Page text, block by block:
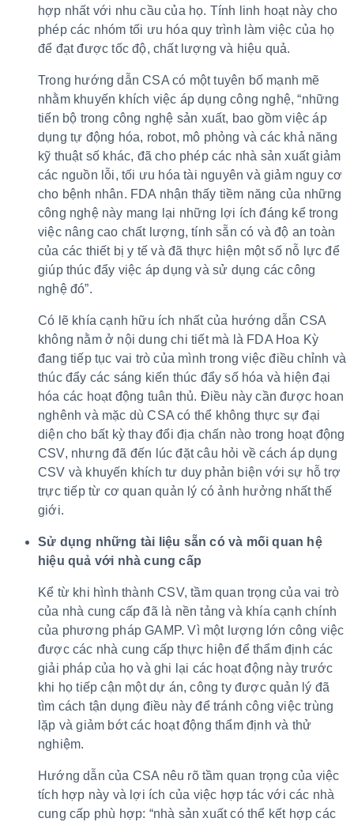
hợp nhất với nhu cầu của họ. Tính linh hoạt này cho
phép các nhóm tối ưu hóa quy trình làm việc của họ
để đạt được tốc độ, chất lượng và hiệu quả.
Trong hướng dẫn CSA có một tuyên bố mạnh mẽ
nhằm khuyến khích việc áp dụng công nghệ, “những
tiến bộ trong công nghệ sản xuất, bao gồm việc áp
dụng tự động hóa, robot, mô phỏng và các khả năng
kỹ thuật số khác, đã cho phép các nhà sản xuất giảm
các nguồn lỗi, tối ưu hóa tài nguyên và giảm nguy cơ
cho bệnh nhân. FDA nhận thấy tiềm năng của những
công nghệ này mang lại những lợi ích đáng kể trong
việc nâng cao chất lượng, tính sẵn có và độ an toàn
của các thiết bị y tế và đã thực hiện một số nỗ lực để
giúp thúc đẩy việc áp dụng và sử dụng các công
nghệ đó”.
Có lẽ khía cạnh hữu ích nhất của hướng dẫn CSA
không nằm ở nội dung chi tiết mà là FDA Hoa Kỳ
đang tiếp tục vai trò của mình trong việc điều chỉnh và
thúc đẩy các sáng kiến thúc đẩy số hóa và hiện đại
hóa các hoạt động tuân thủ. Điều này cần được hoan
nghênh và mặc dù CSA có thể không thực sự đại
diện cho bất kỳ thay đổi địa chấn nào trong hoạt động
CSV, nhưng đã đến lúc đặt câu hỏi về cách áp dụng
CSV và khuyến khích tư duy phản biện với sự hỗ trợ
trực tiếp từ cơ quan quản lý có ảnh hưởng nhất thế
giới.
Sử dụng những tài liệu sẵn có và mối quan hệ
hiệu quả với nhà cung cấp
Kể từ khi hình thành CSV, tầm quan trọng của vai trò
của nhà cung cấp đã là nền tảng và khía cạnh chính
của phương pháp GAMP. Vì một lượng lớn công việc
được các nhà cung cấp thực hiện để thẩm định các
giải pháp của họ và ghi lại các hoạt động này trước
khi họ tiếp cận một dự án, công ty được quản lý đã
tìm cách tận dụng điều này để tránh công việc trùng
lặp và giảm bớt các hoạt động thẩm định và thử
nghiệm.
Hướng dẫn của CSA nêu rõ tầm quan trọng của việc
tích hợp này và lợi ích của việc hợp tác với các nhà
cung cấp phù hợp: “nhà sản xuất có thể kết hợp các